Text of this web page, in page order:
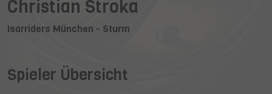
Christian Stroka
Isarriders München - Sturm
Spieler Übersicht